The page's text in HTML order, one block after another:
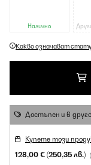
Налично
Какво означават
Достъпен и в
Купете този
128,00 € (250,35 лв.)